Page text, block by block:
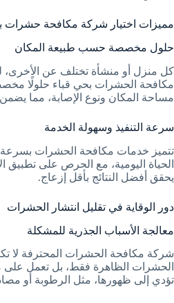
مميزات اختيار شركة مكافحة حشرات
حلول مخصصة حسب طبيعة المكان
كل منزل أو منشأة تختلف عن
مكافحة الحشرات بحي قباء حلولًا
مساحة المكان ونوع الإصابة، مما
سرعة التنفيذ وسهولة الخدمة
تتميز خدمات مكافحة الحشرات بسرعة
الحياة اليومية، مع الحرص على
يحقق أفضل النتائج بأقل إزعاج.
دور الوقاية في تقليل انتشار الحشرات
معالجة الأسباب الجذرية للمشكلة
شركة مكافحة الحشرات المحترفة لا
الحشرات الظاهرة فقط، بل تعمل على
تؤدي إلى ظهورها، مثل الرطوبة أو